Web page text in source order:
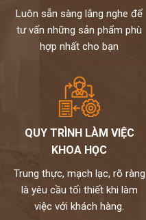
Luôn sẵn sàng lắng nghe để
tư vấn những sản phẩm phù
hợp nhất cho bạn
QUY TRÌNH LÀM VIỆC
KHOA HỌC
Trung thực, mạch lạc, rõ ràng
là yêu cầu tối thiết khi làm
việc với khách hàng.